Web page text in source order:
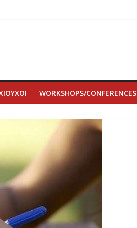
WORKSHOPS/CONFERENCES